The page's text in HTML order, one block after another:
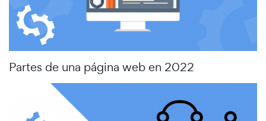
Partes de una página web en 2022